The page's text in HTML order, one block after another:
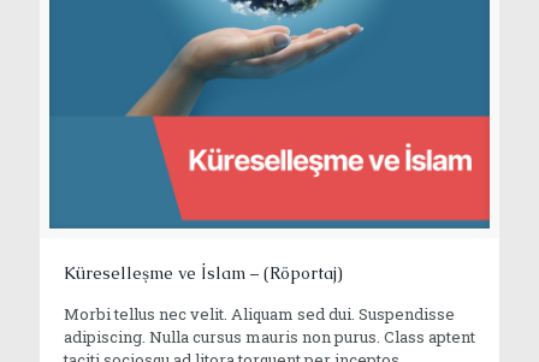
Küreselleşme ve İslam – (Röportaj)
Morbi tellus nec velit. Aliquam sed dui. Suspendisse
adipiscing. Nulla cursus mauris non purus. Class aptent